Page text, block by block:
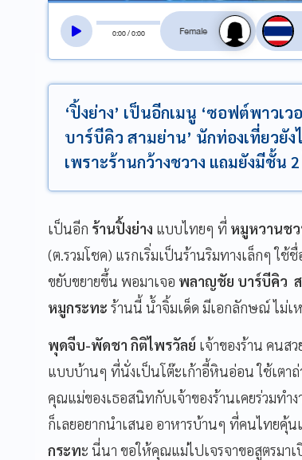
0:00/0:00
สลับเสียงอ่าน
‘ปิ้งย่าง’ เป็นอีกเมนู ‘ซอฟต์พาวเ
บาร์บีคิว สามย่าน’ นักท่องเที่ยวยั
เพราะร้านกว้างชวาง แถมยังมีชั้น
เป็นอีก ร้านปิ้งย่าง แบบไทยๆ ที่ หมูหวานช
(ต.รวมโชค) แรกเริ่มเป็นร้านริมทางเล็กๆ ใช้ชื่
ขยับขยายขึ้น พอมาเจอ พลาญชัย บาร์บีคิว
หมูกระทะ ร้านนี้ น้ำจิ้มเด็ด มีเอกลักษณ์ ไม่เ
พุดจีบ-พัดชา กิติไพรวัลย์ เจ้าของร้าน คนส
แบบบ้านๆ ที่นั่งเป็นโต๊ะเก้าอี้หินอ่อน ใช้เตา
คุณแม่ของเธอสนิทกับเจ้าของร้านเคยร่วมทำ
ก็เลยอยากนำเสนอ อาหารบ้านๆ ที่คนไทยคุ้
กระทะ นี่นา ขอให้คุณแม่ไปเจรจาขอสูตรมาเ